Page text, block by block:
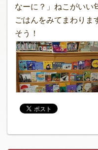
なーに？」ねこがいい
ごはんをみてまわりま
そう！